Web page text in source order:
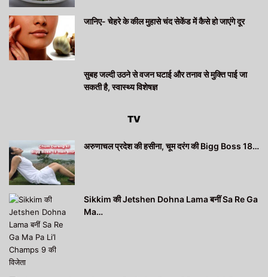
जानिए- चेहरे के कील मुहासे चंद सेकेंड में कैसे हो जाएंगे दूर
सुबह जल्दी उठने से वजन घटाई और तनाव से मुक्ति पाई जा
सकती है, स्वास्थ्य विशेषज्ञ
TV
अरुणाचल प्रदेश की हसीना, चूम दरंग की Bigg Boss 18…
Sikkim की Jetshen Dohna Lama बनीं Sa Re Ga
Ma…